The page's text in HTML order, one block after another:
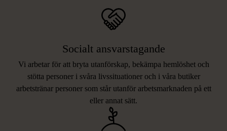
Socialt ansvarstagande
Vi arbetar för att bryta utanförskap, bekämpa hemlöshet och
stötta personer i svåra livssituationer och i våra butiker
arbetstränar personer som står utanför arbetsmarknaden på ett
eller annat sätt.